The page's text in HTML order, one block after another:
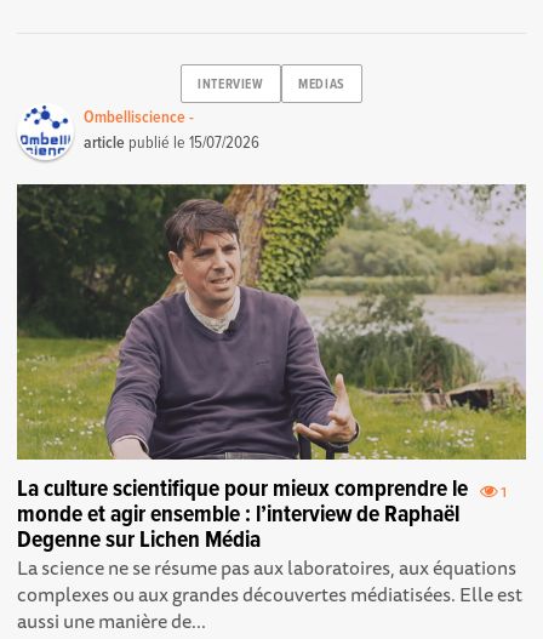
INTERVIEW MEDIAS
Ombelliscience -
article publié le15/07/2026
1
La culture scientifique pour mieux comprendre le
monde et agir ensemble : l’interview de Raphaël
Degenne sur Lichen Média
La science ne se résume pas aux laboratoires, aux équations
complexes ou aux grandes découvertes médiatisées. Elle est
aussi une manière de...